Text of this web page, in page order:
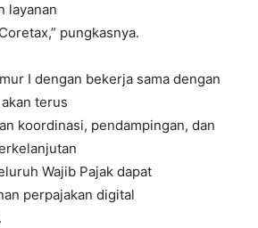
layanan
pungkasnya.
I dengan bekerja sama dengan
terus
koordinasi, pendampingan, dan
Wajib Pajak dapat
perpajakan digital